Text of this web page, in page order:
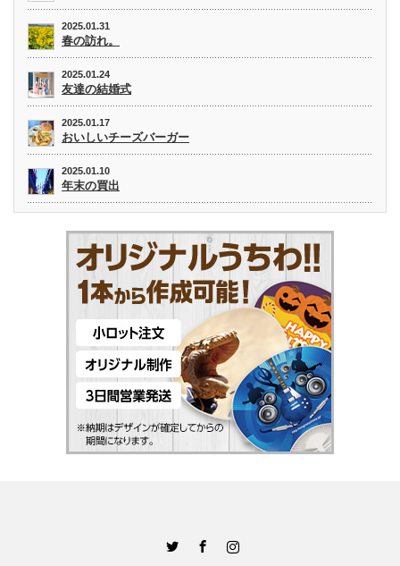
2025.01.31
春の訪れ。
2025.01.24
友達の結婚式
2025.01.17
おいしいチーズバーガー
2025.01.10
年末の買出